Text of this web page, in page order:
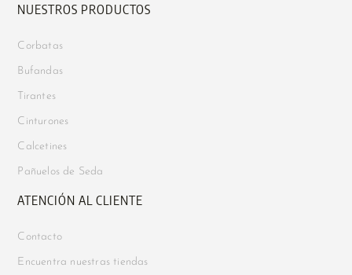
NUESTROS PRODUCTOS
Corbatas
Bufandas
Tirantes
Cinturones
Calcetines
Pañuelos de Seda
ATENCIÓN AL CLIENTE
Contacto
Encuentra nuestras tiendas